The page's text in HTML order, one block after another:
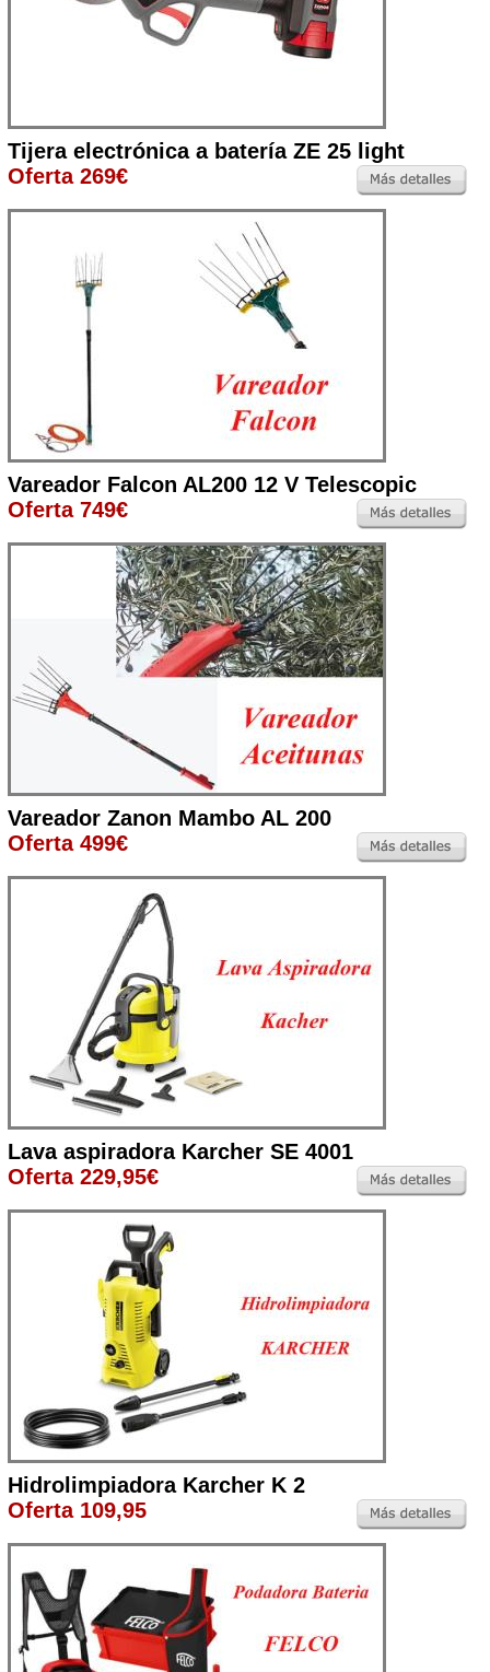
Tijera electrónica a batería ZE 25 light
Oferta 269€
Vareador Falcon AL200 12 V Telescopic
Oferta 749€
Vareador Zanon Mambo AL 200
Oferta 499€
Lava aspiradora Karcher SE 4001
Oferta 229,95€
Hidrolimpiadora Karcher K 2
Oferta 109,95